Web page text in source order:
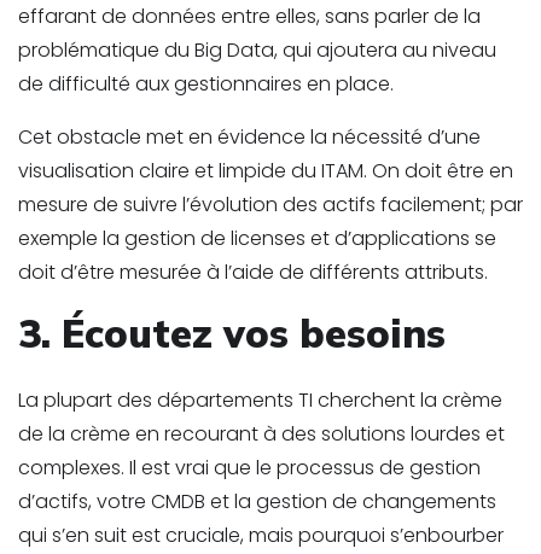
effarant de données entre elles, sans parler de la
problématique du Big Data, qui ajoutera au niveau
de difficulté aux gestionnaires en place.
Cet obstacle met en évidence la nécessité d’une
visualisation claire et limpide du ITAM. On doit être en
mesure de suivre l’évolution des actifs facilement; par
exemple la gestion de licenses et d’applications se
doit d’être mesurée à l’aide de différents attributs.
3. Écoutez vos besoins
La plupart des départements TI cherchent la crème
de la crème en recourant à des solutions lourdes et
complexes. Il est vrai que le processus de gestion
d’actifs, votre CMDB et la gestion de changements
qui s’en suit est cruciale, mais pourquoi s’enbourber